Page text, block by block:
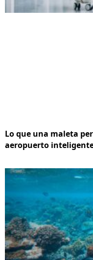
Lo que una maleta
aeropuerto